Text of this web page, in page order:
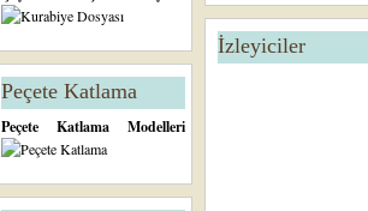
Peçete Katlama
Peçete Katlama Modelleri
İzleyiciler